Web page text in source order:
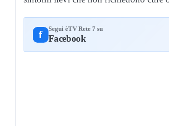
f Segui èTV Rete 7 su
Facebook